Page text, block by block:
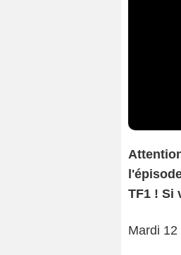
At
TF1 ! Si
Mardi